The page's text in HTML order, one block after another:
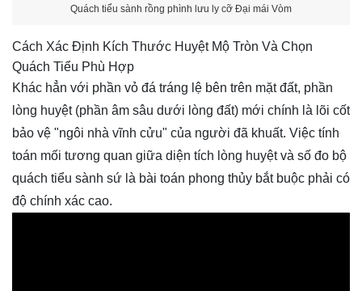
Quách tiểu sành rồng phình lưu ly cỡ Đại mái Vòm
Cách Xác Định Kích Thước Huyệt Mộ Tròn Và Chọn
Quách Tiểu Phù Hợp
Khác hẳn với phần vỏ đá tráng lệ bên trên mặt đất, phần
lòng huyệt (phần âm sâu dưới lòng đất) mới chính là lõi cốt
bảo vệ "ngôi nhà vĩnh cửu" của người đã khuất. Việc tính
toán mối tương quan giữa diện tích lòng huyệt và số đo bộ
quách tiểu sành sứ là bài toán phong thủy bắt buộc phải có
độ chính xác cao.